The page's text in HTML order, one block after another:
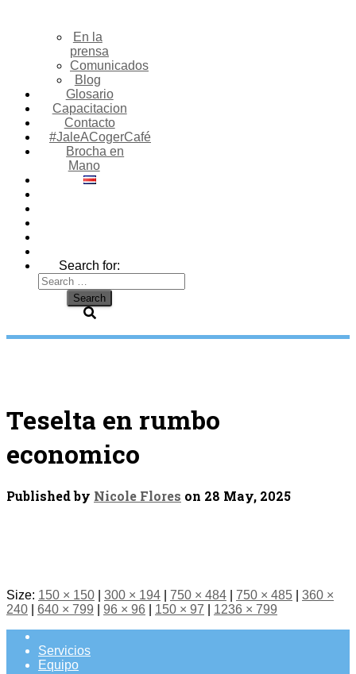
En la
prensa
Comunicados
Blog
Glosario
Capacitacion
Contacto
#JaleACogerCafé
Brocha en
Mano
Search for:
Teselta en rumbo
economico
Published by Nicole Flores on 28 May, 2025
Size: 150 × 150 300 × 194 750 × 484 750 × 485
360 ×
240
640 × 799 96 × 96 150 × 97 1236 × 799
Servicios
Equipo